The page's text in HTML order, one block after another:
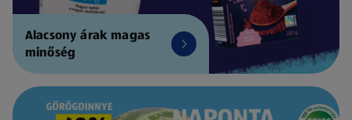
Alacsony árak magas
minőség